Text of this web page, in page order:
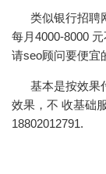
类似银行招聘
每月4000-8000
请seo顾问要便宜
基本是按效果
效果，不 收基础
18802012791.